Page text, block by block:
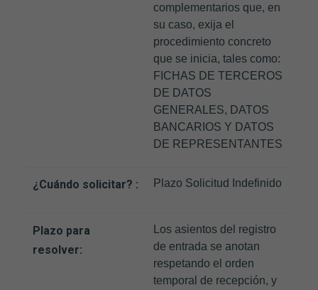
complementarios que, en
su caso, exija el
procedimiento concreto
que se inicia, tales como:
FICHAS DE TERCEROS
DE DATOS
GENERALES, DATOS
BANCARIOS Y DATOS
DE REPRESENTANTES
¿Cuándo solicitar? : Plazo Solicitud Indefinido
Plazo para
resolver:
Los asientos del registro
de entrada se anotan
respetando el orden
temporal de recepción, y